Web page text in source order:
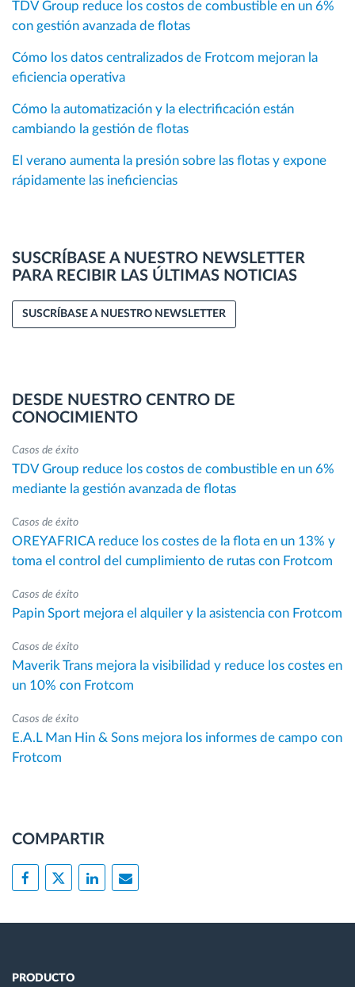
TDV Group reduce los costos de combustible en un 6%
con gestión avanzada de flotas
Cómo los datos centralizados de Frotcom mejoran la
eficiencia operativa
Cómo la automatización y la electrificación están
cambiando la gestión de flotas
El verano aumenta la presión sobre las flotas y expone
rápidamente las ineficiencias
SUSCRÍBASE A NUESTRO NEWSLETTER
PARA RECIBIR LAS ÚLTIMAS NOTICIAS
SUSCRÍBASE A NUESTRO NEWSLETTER
DESDE NUESTRO CENTRO DE
CONOCIMIENTO
Casos de éxito
TDV Group reduce los costos de combustible en un 6%
mediante la gestión avanzada de flotas
Casos de éxito
OREYAFRICA reduce los costes de la flota en un 13% y
toma el control del cumplimiento de rutas con Frotcom
Casos de éxito
Papin Sport mejora el alquiler y la asistencia con Frotcom
Casos de éxito
Maverik Trans mejora la visibilidad y reduce los costes en
un 10% con Frotcom
Casos de éxito
E.A.L Man Hin & Sons mejora los informes de campo con
Frotcom
COMPARTIR
PRODUCTO